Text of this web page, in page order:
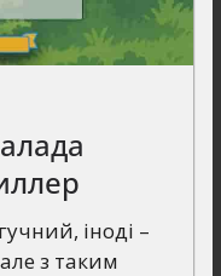
іноді –
з таким